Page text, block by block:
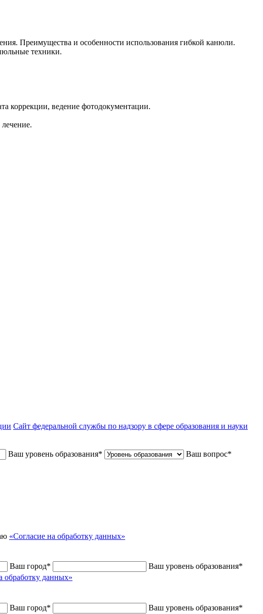
Преимущества и особенности использования гибкой канюли.
техники.
коррекции, ведение фотодокументации.
Сайт федеральной службы по надзору в сфере образования и науки
Ваш уровень образования* Ваш вопрос*
«Согласие на обработку данных»
Ваш город* Ваш уровень образования*
обработку данных»
Ваш город* Ваш уровень образования*